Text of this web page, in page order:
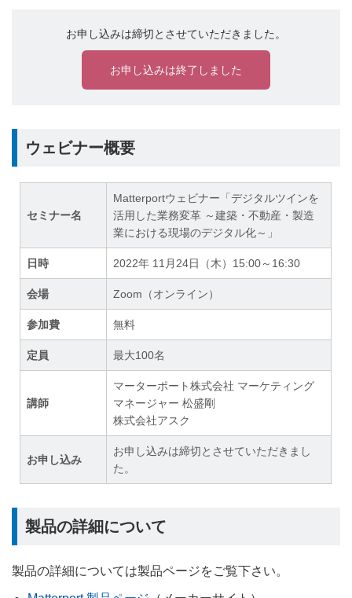
お申し込みは締切とさせていただきました。
お申し込みは終了しました
ウェビナー概要
セミナー名
Matterportウェビナー「デジタルツインを
活用した業務変革 ～建築・不動産・製造
業における現場のデジタル化～」
日時 2022年 11月24日（木）15:00～16:30
会場 Zoom（オンライン）
参加費 無料
定員 最大100名
講師
マーターポート株式会社 マーケティング
マネージャー 松盛剛
株式会社アスク
お申し込み
お申し込みは締切とさせていただきまし
た。
製品の詳細について
製品の詳細については製品ページをご覧下さい。